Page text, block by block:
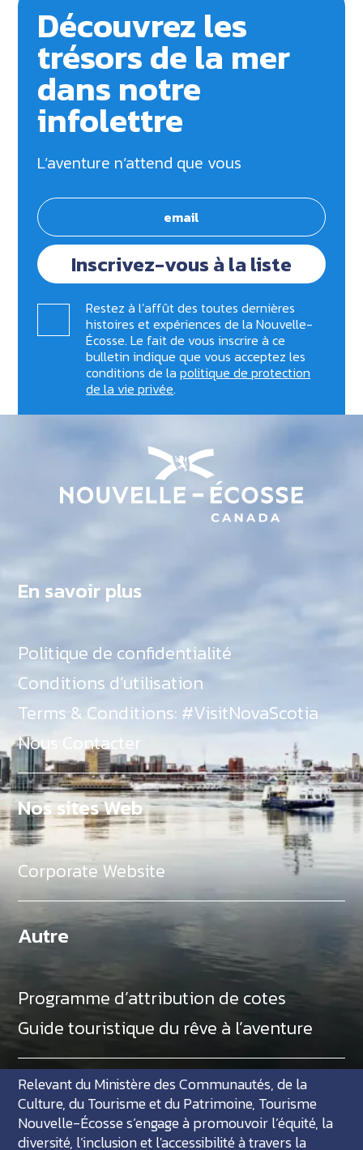
Découvrez les
trésors de la mer
dans notre
infolettre
L’aventure n’attend que vous
Inscrivez-vous à la liste
Restez à l’affût des toutes dernières
histoires et expériences de la Nouvelle-
Écosse. Le fait de vous inscrire à ce
bulletin indique que vous acceptez les
conditions de lapolitique de protection
de la vie privée.
En savoir plus
Politique de confidentialité
Conditions d’utilisation
Terms & Conditions: #VisitNovaScotia
Nous Contacter
Nos sites Web
Corporate Website
Autre
Programme d’attribution de cotes
Guide touristique du rêve à l’aventure
Relevant du Ministère des Communautés, de la
Culture, du Tourisme et du Patrimoine, Tourisme
Nouvelle-Écosse s’engage à promouvoir l’équité, la
diversité, l’inclusion et l'accessibilité à travers la